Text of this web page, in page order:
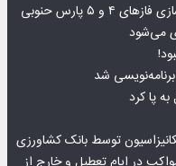
۵ پارس حنوبی
می‌شود
شد
پا کرد